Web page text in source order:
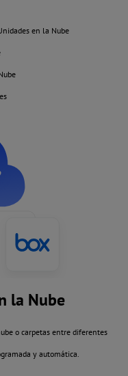
en la Nube
la Nube
o carpetas entre diferentes
y automática.